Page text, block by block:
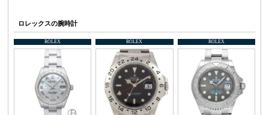
ロレックスの腕時計
ROLEX ROLEX ROLEX